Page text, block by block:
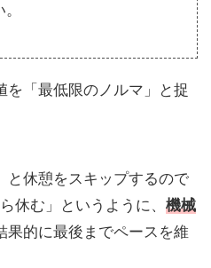
「最低限のノルマ」と捉
と休憩をスキップするので
休む」というように、 機械
果的に最後までペースを維